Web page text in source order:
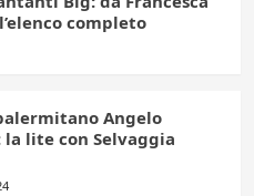
completo
Angelo
la lite con Selvaggia